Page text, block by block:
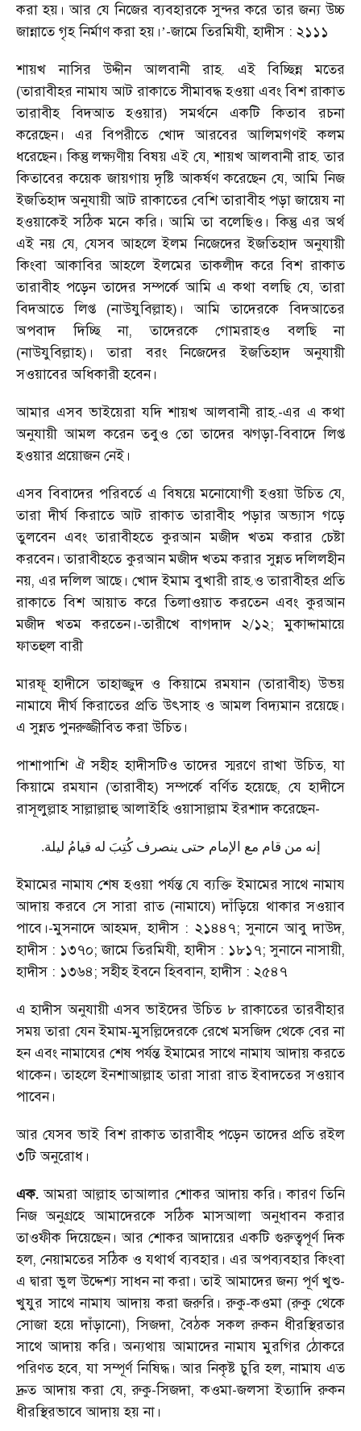
করা হয়। আর যে নিজের ব্যবহারকে সুন্দর করে তার জন্য উচ্চ
জান্নাতে গৃহ নির্মাণ করা হয়।’-জামে তিরমিযী, হাদীস : ২১১১
শায়খ নাসির উদ্দীন আলবানী রাহ. এই বিচ্ছিন্ন মতের
(তারাবীহর নামায আট রাকাতে সীমাবদ্ধ হওয়া এবং বিশ রাকাত
তারাবীহ বিদআত হওয়ার) সমর্থনে একটি কিতাব রচনা
করেছেন। এর বিপরীতে খোদ আরবের আলিমগণই কলম
ধরেছেন। কিন্তু লক্ষ্যণীয় বিষয় এই যে, শায়খ আলবানী রাহ. তার
কিতাবের কয়েক জায়গায় দৃষ্টি আকর্ষণ করেছেন যে, আমি নিজ
ইজতিহাদ অনুযায়ী আট রাকাতের বেশি তারাবীহ পড়া জায়েয না
হওয়াকেই সঠিক মনে করি। আমি তা বলেছিও। কিন্তু এর অর্থ
এই নয় যে, যেসব আহলে ইলম নিজেদের ইজতিহাদ অনুযায়ী
কিংবা আকাবির আহলে ইলমের তাকলীদ করে বিশ রাকাত
তারাবীহ পড়েন তাদের সম্পর্কে আমি এ কথা বলছি যে, তারা
বিদআতে লিপ্ত (নাউযুবিল্লাহ)। আমি তাদেরকে বিদআতের
অপবাদ দিচ্ছি না, তাদেরকে গোমরাহও বলছি না
(নাউযুবিল্লাহ)। তারা বরং নিজেদের ইজতিহাদ অনুযায়ী
সওয়াবের অধিকারী হবেন।
আমার এসব ভাইয়েরা যদি শায়খ আলবানী রাহ.-এর এ কথা
অনুযায়ী আমল করেন তবুও তো তাদের ঝগড়া-বিবাদে লিপ্ত
হওয়ার প্রয়োজন নেই।
এসব বিবাদের পরিবর্তে এ বিষয়ে মনোযোগী হওয়া উচিত যে,
তারা দীর্ঘ কিরাতে আট রাকাত তারাবীহ পড়ার অভ্যাস গড়ে
তুলবেন এবং তারাবীহতে কুরআন মজীদ খতম করার চেষ্টা
করবেন। তারাবীহতে কুরআন মজীদ খতম করার সুন্নত দলিলহীন
নয়, এর দলিল আছে। খোদ ইমাম বুখারী রাহ.ও তারাবীহর প্রতি
রাকাতে বিশ আয়াত করে তিলাওয়াত করতেন এবং কুরআন
মজীদ খতম করতেন।-তারীখে বাগদাদ ২/১২; মুকাদ্দামায়ে
ফাতহুল বারী
মারফূ হাদীসে তাহাজ্জুদ ও কিয়ামে রমযান (তারাবীহ) উভয়
নামাযে দীর্ঘ কিরাতের প্রতি উৎসাহ ও আমল বিদ্যমান রয়েছে।
এ সুন্নত পুনরুজ্জীবিত করা উচিত।
পাশাপাশি ঐ সহীহ হাদীসটিও তাদের স্মরণে রাখা উচিত, যা
কিয়ামে রমযান (তারাবীহ) সম্পর্কে বর্ণিত হয়েছে, যে হাদীসে
রাসূলুল্লাহ সাল্লাল্লাহু আলাইহি ওয়াসাল্লাম ইরশাদ করেছেন-
إنه من قام مع الإمام حتى ينصرف كُتِبَ له قيامُ ليلة.
ইমামের নামায শেষ হওয়া পর্যন্ত যে ব্যক্তি ইমামের সাথে নামায
আদায় করবে সে সারা রাত (নামাযে) দাঁড়িয়ে থাকার সওয়াব
পাবে।-মুসনাদে আহমদ, হাদীস : ২১৪৪৭; সুনানে আবু দাউদ,
হাদীস : ১৩৭০; জামে তিরমিযী, হাদীস : ১৮১৭; সুনানে নাসায়ী,
হাদীস : ১৩৬৪; সহীহ ইবনে হিববান, হাদীস : ২৫৪৭
এ হাদীস অনুযায়ী এসব ভাইদের উচিত ৮ রাকাতের তারবীহার
সময় তারা যেন ইমাম-মুসল্লিদেরকে রেখে মসজিদ থেকে বের না
হন এবং নামাযের শেষ পর্যন্ত ইমামের সাথে নামায আদায় করতে
থাকেন। তাহলে ইনশাআল্লাহ তারা সারা রাত ইবাদতের সওয়াব
পাবেন।
আর যেসব ভাই বিশ রাকাত তারাবীহ পড়েন তাদের প্রতি রইল
৩টি অনুরোধ।
এক. আমরা আল্লাহ তাআলার শোকর আদায় করি। কারণ তিনি
নিজ অনুগ্রহে আমাদেরকে সঠিক মাসআলা অনুধাবন করার
তাওফীক দিয়েছেন। আর শোকর আদায়ের একটি গুরুত্বপূর্ণ দিক
হল, নেয়ামতের সঠিক ও যথার্থ ব্যবহার। এর অপব্যবহার কিংবা
এ দ্বারা ভুল উদ্দেশ্য সাধন না করা। তাই আমাদের জন্য পূর্ণ খুশু-
খুযুর সাথে নামায আদায় করা জরুরি। রুকু-কওমা (রুকু থেকে
সোজা হয়ে দাঁড়ানো), সিজদা, বৈঠক সকল রুকন ধীরস্থিরতার
সাথে আদায় করি। অন্যথায় আমাদের নামায মুরগির ঠোকরে
পরিণত হবে, যা সম্পূর্ণ নিষিদ্ধ। আর নিকৃষ্ট চুরি হল, নামায এত
দ্রুত আদায় করা যে, রুকু-সিজদা, কওমা-জলসা ইত্যাদি রুকন
ধীরস্থিরভাবে আদায় হয় না।